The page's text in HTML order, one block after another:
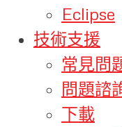
Eclipse
技術支援
常見問
問題諮
下載